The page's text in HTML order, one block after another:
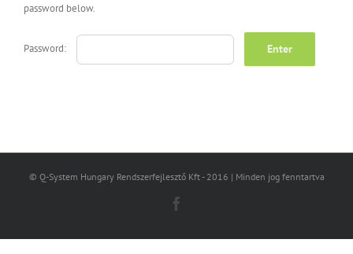
password below.
Password:
© Q-System Hungary Rendszerfejlesztő Kft - 2016 | Minden jog fenntartva